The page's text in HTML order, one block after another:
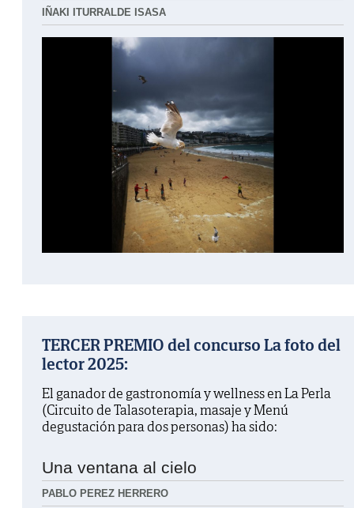
IÑAKI ITURRALDE ISASA
TERCER PREMIO del concurso La foto del
lector 2025:
El ganador de gastronomía y wellness en La Perla
(Circuito de Talasoterapia, masaje y Menú
degustación para dos personas) ha sido:
Una ventana al cielo
PABLO PEREZ HERRERO